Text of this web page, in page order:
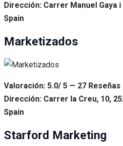
Dirección: Carrer Manuel Gaya
Spain
Marketizados
Valoración: 5.0/ 5 — 27 Reseñas
Dirección: Carrer la Creu, 10,
Spain
Starford Marketing